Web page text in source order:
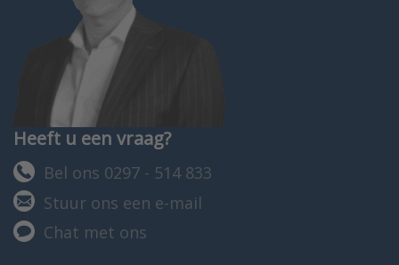
Heeft u een vraag?
Bel ons 0297 - 514 833
Stuur ons een e-mail
Chat met ons